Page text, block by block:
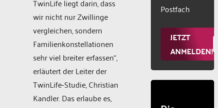
TwinLife liegt darin, dass
wir nicht nur Zwillinge
vergleichen, sondern
Familienkonstellationen
sehr viel breiter erfassen“,
erläutert der Leiter der
TwinLife-Studie, Christian
Kandler. Das erlaube es,
Postfach
JETZT
ANMELDEN!